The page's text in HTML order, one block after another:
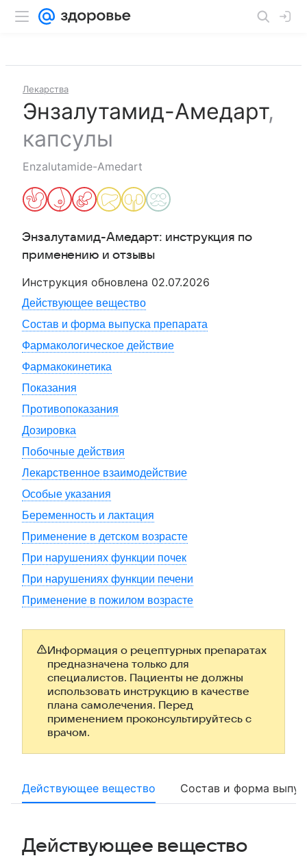
Лекарства
Энзалутамид-Амедарт,
капсулы
Enzalutamide-Amedart
Энзалутамид-Амедарт: инструкция по
применению и отзывы
Инструкция обновлена 02.07.2026
Действующее вещество
Состав и форма выпуска препарата
Фармакологическое действие
Фармакокинетика
Показания
Противопоказания
Дозировка
Побочные действия
Лекарственное взаимодействие
Особые указания
Беременность и лактация
Применение в детском возрасте
При нарушениях функции почек
При нарушениях функции печени
Применение в пожилом возрасте
Информация о рецептурных препаратах
предназначена только для
специалистов. Пациенты не должны
использовать инструкцию в качестве
плана самолечения. Перед
применением проконсультируйтесь с
врачом.
Действующее вещество Состав и форма
Действующее вещество